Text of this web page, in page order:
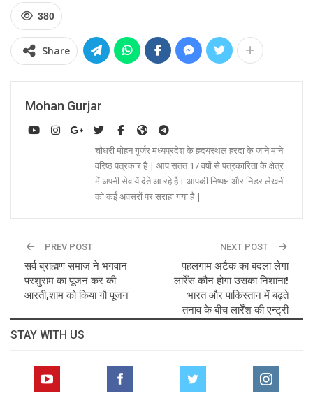
380
Share
Mohan Gurjar
चौधरी मोहन गुर्जर मध्यप्रदेश के ह्र्दयस्थल हरदा के जाने माने
वरिष्ठ पत्रकार है | आप सतत 17 वर्षो से पत्रकारिता के क्षेत्र
में अपनी सेवायें देते आ रहे है। आपकी निष्पक्ष और निडर लेखनी
को कई अवसरों पर सराहा गया है |
PREV POST
सर्व ब्राह्मण समाज ने भगवान
परशुराम का पूजन कर की
आरती,शाम को किया गौ पूजन
NEXT POST
पहलगाम अटैक का बदला लेगा
लारेँस कौन होगा उसका निशाना!
भारत और पाकिस्तान में बढ़ते
तनाव के बीच लारेँश की एन्ट्री
STAY WITH US